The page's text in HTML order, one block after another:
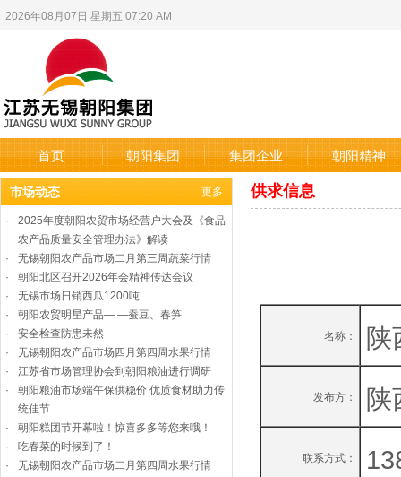
2026年08月07日 星期五 07:20 AM
首页 朝阳集团 集团企业 朝阳精神
市场动态
更多
·
2025年度朝阳农贸市场经营户大会及《食品
农产品质量安全管理办法》解读
·
无锡朝阳农产品市场二月第三周蔬菜行情
·
朝阳北区召开2026年会精神传达会议
·
无锡市场日销西瓜1200吨
·
朝阳农贸明星产品— —蚕豆、春笋
·
安全检查防患未然
·
无锡朝阳农产品市场四月第四周水果行情
·
江苏省市场管理协会到朝阳粮油进行调研
·
朝阳粮油市场端午保供稳价 优质食材助力传
统佳节
·
朝阳糕团节开幕啦！惊喜多多等您来哦！
·
吃春菜的时候到了！
·
无锡朝阳农产品市场二月第四周水果行情
供求信息
名称： 陕
发布方： 陕
联系方式：